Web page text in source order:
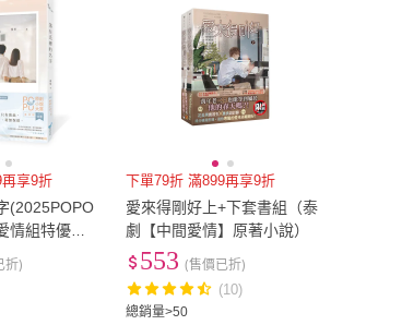
享9折
(2025POPO
情組特優作
折)
下單79折 滿899再享9折
愛來得剛好上+下套書組（泰
劇【中間愛情】原著小說）
總銷量>50
553 (售價已折)
(10)